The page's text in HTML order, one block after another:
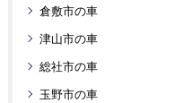
倉敷市の車
津山市の車
総社市の車
玉野市の車